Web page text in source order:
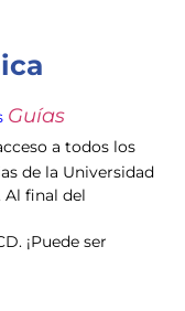
Guías
a todos los
de la Universidad
final del
¡Puede ser